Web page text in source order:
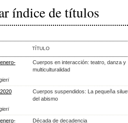
índice de títulos
TÍTULO
Cuerpos en interacción: teatro, danza y
multiculturalidad
Cuerpos suspendidos: La pequeña
del abismo
Década de decadencia